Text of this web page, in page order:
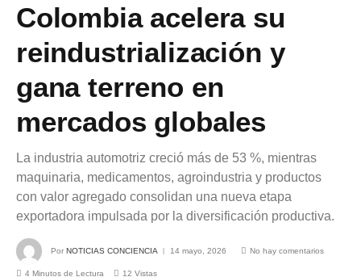
Colombia acelera su
reindustrialización y
gana terreno en
mercados globales
La industria automotriz creció más de 53 %, mientras
maquinaria, medicamentos, agroindustria y productos
con valor agregado consolidan una nueva etapa
exportadora impulsada por la diversificación productiva.
Por NOTICIAS CONCIENCIA 14 mayo, 2026 No hay comentarios
4 Minutos de Lectura 12 Vistas